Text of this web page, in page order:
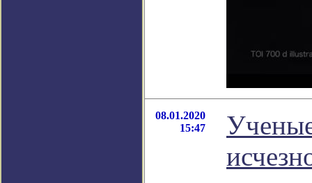
08.01.2020
15:47